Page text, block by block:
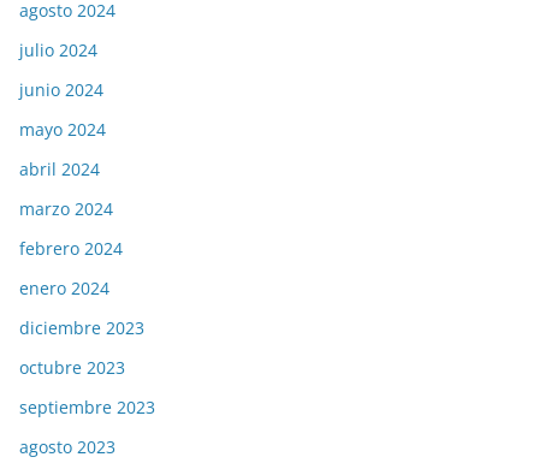
agosto 2024
julio 2024
junio 2024
mayo 2024
abril 2024
marzo 2024
febrero 2024
enero 2024
diciembre 2023
octubre 2023
septiembre 2023
agosto 2023